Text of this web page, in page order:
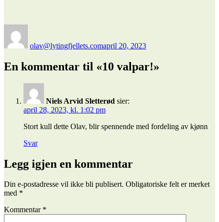
olav@lytingfjellets.comapril 20, 2023
En kommentar til «10 valpar!»
Niels Arvid Sletterød sier:
april 28, 2023, kl. 1:02 pm
Stort kull dette Olav, blir spennende med fordeling av kjønn
Svar
Legg igjen en kommentar
Din e-postadresse vil ikke bli publisert. Obligatoriske felt er merket
med *
Kommentar *